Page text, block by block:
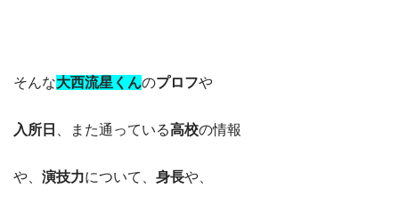
そんな大西流星くんのプロフや
入所日 、また通っている高校の情報
や、 演技力について、 身長や、